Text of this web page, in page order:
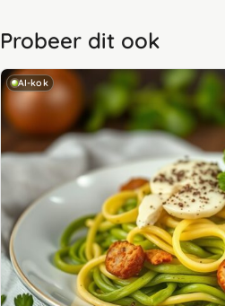
Probeer dit ook
AI-kok